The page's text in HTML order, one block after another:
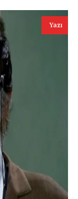
Yazı